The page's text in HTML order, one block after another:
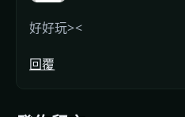
好好玩><
回覆